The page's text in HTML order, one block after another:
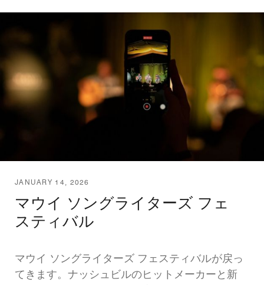
JANUARY 14, 2026
マウイ ソングライターズ フェ
スティバル
マウイ ソングライターズ フェスティバルが戻っ
てきます。ナッシュビルのヒットメーカーと新